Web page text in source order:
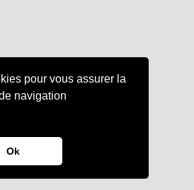
pour vous assurer la
navigation
Ok